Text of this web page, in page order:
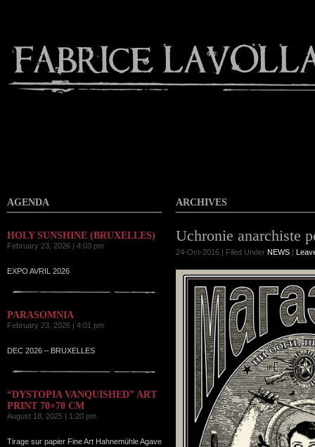
Contact
AGENDA
HOLY SUNSHINE (BRUXELLES)
February 23, 2026 | 4:03 pm
EXPO AVRIL 2026
PARASOMNIA
February 23, 2026 | 4:01 pm
DEC 2026 – BRUXELLES
“DYSTOPIA VANQUISHED” ART
PRINT 70×70 CM
August 18, 2025 | 1:20 pm
Tirage sur papier Fine Art Hahnemühle Agave
ARCHIVES
Uchronie anarchiste
24-Oct-2016 | Filed Under NEWS |